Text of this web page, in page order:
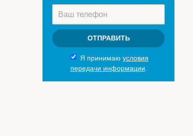
ОТПРАВИТЬ
Я принимаю условия
передачи информации